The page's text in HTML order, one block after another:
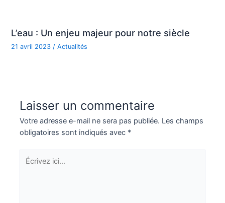
L’eau : Un enjeu majeur pour notre siècle
21 avril 2023 /Actualités
Laisser un commentaire
Votre adresse e-mail ne sera pas publiée. Les champs
obligatoires sont indiqués avec *
Écrivez
ici…